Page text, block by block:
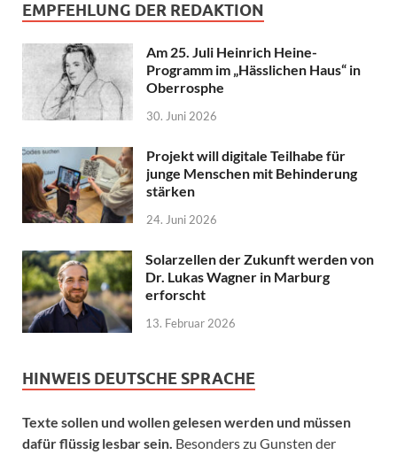
EMPFEHLUNG DER REDAKTION
Am 25. Juli Heinrich Heine-
Programm im „Hässlichen Haus“ in
Oberrosphe
30. Juni 2026
Projekt will digitale Teilhabe für
junge Menschen mit Behinderung
stärken
24. Juni 2026
Solarzellen der Zukunft werden von
Dr. Lukas Wagner in Marburg
erforscht
13. Februar 2026
HINWEIS DEUTSCHE SPRACHE
Texte sollen und wollen gelesen werden und müssen
dafür flüssig lesbar sein. Besonders zu Gunsten der